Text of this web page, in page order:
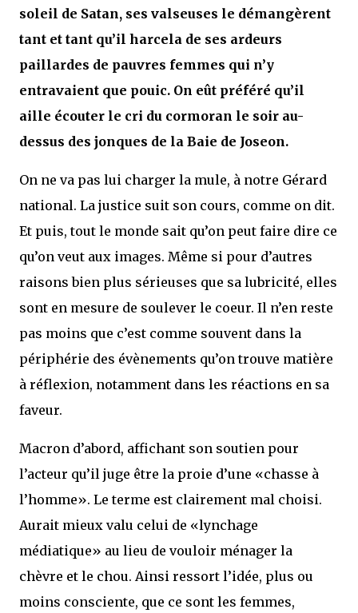
soleil de Satan, ses valseuses le démangèrent
tant et tant qu’il harcela de ses ardeurs
paillardes de pauvres femmes qui n’y
entravaient que pouic. On eût préféré qu’il
aille écouter le cri du cormoran le soir au-
dessus des jonques de la Baie de Joseon.
On ne va pas lui charger la mule, à notre Gérard
national. La justice suit son cours, comme on dit.
Et puis, tout le monde sait qu’on peut faire dire ce
qu’on veut aux images. Même si pour d’autres
raisons bien plus sérieuses que sa lubricité, elles
sont en mesure de soulever le coeur. Il n’en reste
pas moins que c’est comme souvent dans la
périphérie des évènements qu’on trouve matière
à réflexion, notamment dans les réactions en sa
faveur.
Macron d’abord, affichant son soutien pour
l’acteur qu’il juge être la proie d’une «chasse à
l’homme». Le terme est clairement mal choisi.
Aurait mieux valu celui de «lynchage
médiatique» au lieu de vouloir ménager la
chèvre et le chou. Ainsi ressort l’idée, plus ou
moins consciente, que ce sont les femmes,